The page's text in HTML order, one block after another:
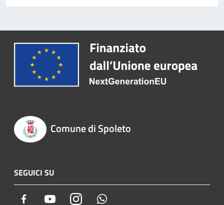
Comune di Spoleto
SEGUICI SU
Facebook YoutubeInstagram